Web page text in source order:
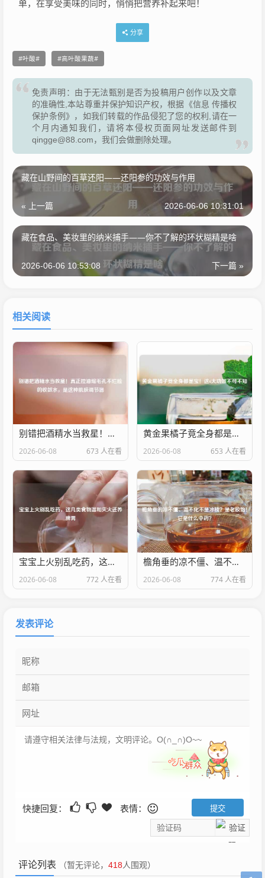
单，在享受美味的同时，悄悄把营养补起来吧！
分享
叶酸 高叶酸果蔬
免责声明：由于无法甄别是否为投稿用户创作以及文章
的准确性,本站尊重并保护知识产权，根据《信息 传播权
保护条例》，如我们转载的作品侵犯了您的权利,请在一
个月内通知我们，请将本侵权页面网址发送邮件到
qingge@88.com，我们会做删除处理。
藏在山野间的百草还阳——还阳参的功效与作用
« 上一篇 2026-06-06 10:31:01
藏在食品、美妆里的纳米捕手——你不了解的环状糊精是啥
下一篇 »
2026-06-06 10:53:08
相关阅读
别错把酒精水当救星！真正控油缩毛孔不烂脸的收敛水，是这种肌肤调节器
2026-06-08 673 人在看
黄金果橘子竟全身都是宝！这6大功效不可不知
2026-06-08 653 人在看
宝宝上火别乱吃药，这几类食物温和灭火还养脾胃
2026-06-08 772 人在看
檐角垂的凉不僵、温不化不是冰棱？是老胶饴！它是什么中药？
2026-06-08 774 人在看
发表评论
快捷回复： 表情：
评论列表 （暂无评论， 418人围观）